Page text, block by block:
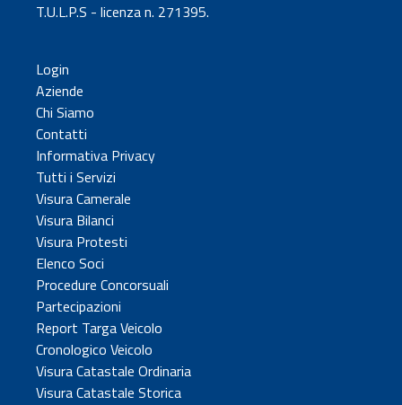
T.U.L.P.S - licenza n. 271395.
Login
Aziende
Chi Siamo
Contatti
Informativa Privacy
Tutti i Servizi
Visura Camerale
Visura Bilanci
Visura Protesti
Elenco Soci
Procedure Concorsuali
Partecipazioni
Report Targa Veicolo
Cronologico Veicolo
Visura Catastale Ordinaria
Visura Catastale Storica